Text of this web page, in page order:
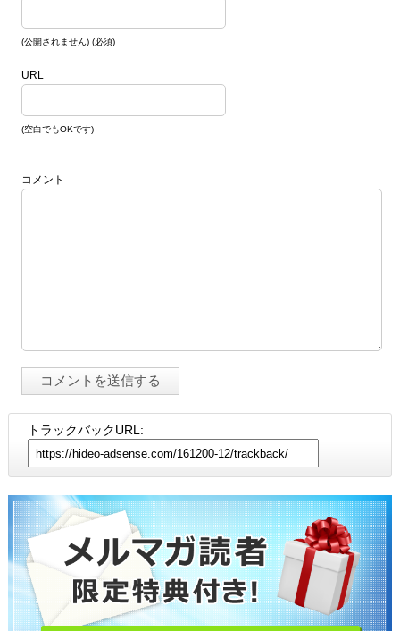
(公開されません) (必須)
URL
(空白でもOKです)
コメント
トラックバックURL: